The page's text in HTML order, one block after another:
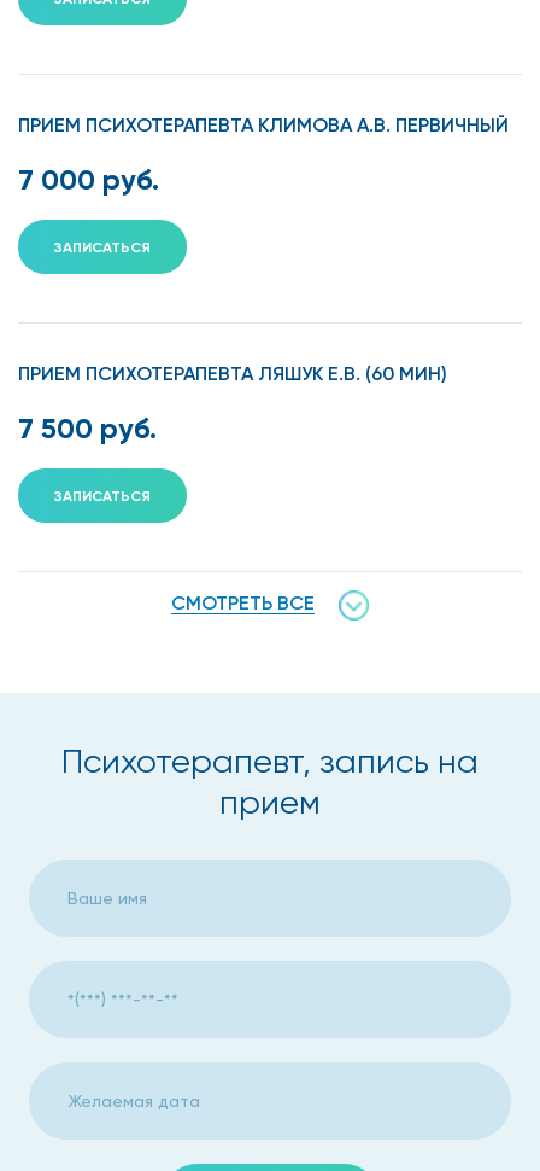
ПРИЕМ ПСИХОТЕРАПЕВТА КЛИМОВА А.В. ПЕРВИЧНЫЙ
7 000 руб.
ЗАПИСАТЬСЯ
ПРИЕМ ПСИХОТЕРАПЕВТА ЛЯШУК Е.В. (60 МИН)
7 500 руб.
ЗАПИСАТЬСЯ
СМОТРЕТЬ ВСЕ
Психотерапевт, запись на
прием